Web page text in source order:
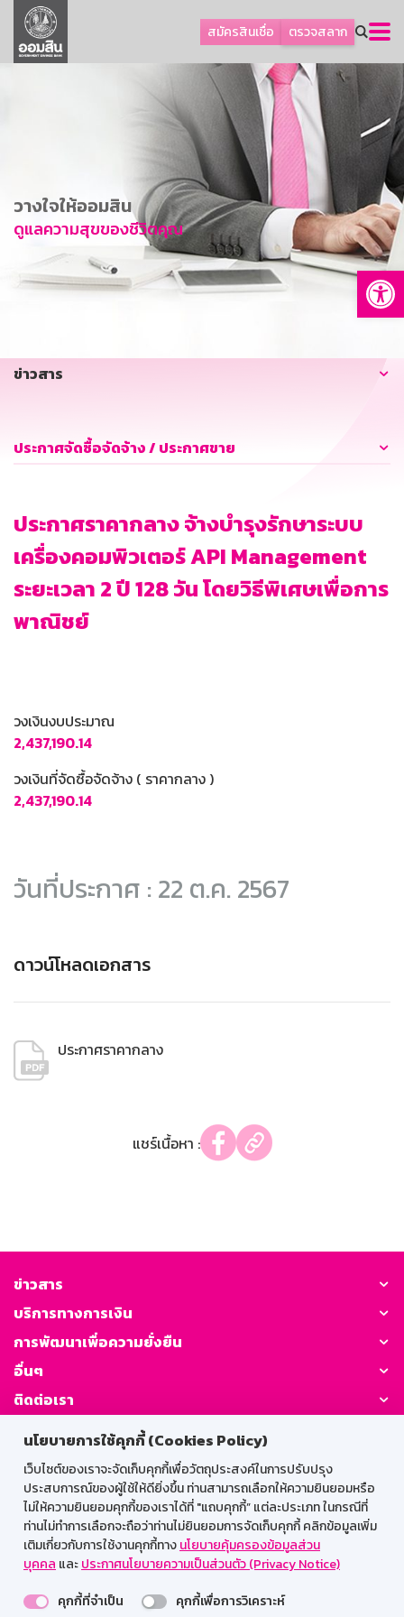
นโยบายการใช้คุกกี้ (Cookies Policy)
เว็บไซต์ของเราจะจัดเก็บคุกกี้เพื่อวัตถุประสงค์ในการปรับปรุง
ประสบการณ์ของผู้ใช้ให้ดียิ่งขึ้น ท่านสามารถเลือกให้ความยินยอมหรือ
ไม่ให้ความยินยอมคุกกี้ของเราได้ที่ "แถบคุกกี้” แต่ละประเภท ในกรณีที่
ท่านไม่ทำการเลือกจะถือว่าท่านไม่ยินยอมการจัดเก็บคุกกี้ คลิกข้อมูลเพิ่ม
เติมเกี่ยวกับการใช้งานคุกกี้ทางนโยบายคุ้มครองข้อมูลส่วน
บุคคล และประกาศนโยบายความเป็นส่วนตัว (Privacy Notice)
คุกกี้ที่จำเป็น
คุกกี้เพื่อการวิเคราะห์
สมัครสินเชื่อ ตรวจสลาก
ลูกค้าธุรกิจ
ลูกค้าผู้ประกอบรายย่อย
การพัฒนาที่ยั่งยืน
ข่าวสาร
บริการทางการเงิน
อื่นๆ
วางใจให้ออมสิน
ดูแลความสุขของชีวิตคุณ
ข่าวสาร
ประกาศจัดซื้อจัดจ้าง / ประกาศขาย
ประกาศราคากลาง จ้างบำรุงรักษาระบบ
เครื่องคอมพิวเตอร์ API Management
ระยะเวลา 2 ปี 128 วัน โดยวิธีพิเศษเพื่อการ
พาณิชย์
วงเงินงบประมาณ
2,437,190.14
วงเงินที่จัดซื้อจัดจ้าง ( ราคากลาง )
2,437,190.14
วันที่ประกาศ : 22 ต.ค. 2567
ดาวน์โหลดเอกสาร
ประกาศราคากลาง
แชร์เนื้อหา :
ข่าวสาร
บริการทางการเงิน
การพัฒนาเพื่อความยั่งยืน
อื่นๆ
ติดต่อเรา
GSB Society:
สำหรับพนักงาน
Web HR
GSB Wisdom
M-Search
เข้าสู่ระบบเน็ตเมล